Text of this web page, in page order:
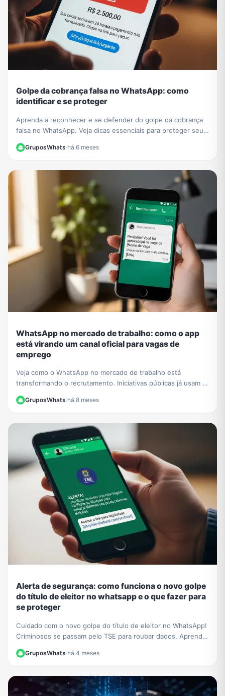
Golpe da cobrança falsa no WhatsApp: como
identificar e se proteger
Aprenda a reconhecer e se defender do golpe da cobrança
falsa no WhatsApp. Veja dicas essenciais para proteger seus
GruposWhats·há 6 meses
WhatsApp no mercado de trabalho: como o app
está virando um canal oficial para vagas de
emprego
Veja como o WhatsApp no mercado de trabalho está
transformando o recrutamento. Iniciativas públicas já usam o
app para conectar empresas e candidatos.
GruposWhats·há 8 meses
Alerta de segurança: como funciona o novo golpe
do título de eleitor no whatsapp e o que fazer para
se proteger
Cuidado com o novo golpe do título de eleitor no WhatsApp!
Criminosos se passam pelo TSE para roubar dados. Aprenda
GruposWhats·há 4 meses